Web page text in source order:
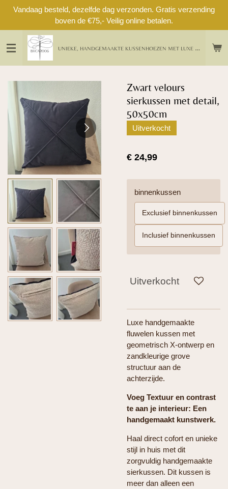
Ga
naar
de
hoofdinhoud
U
NIEKE, HANDGEMAAKTE KUSSENHOEZEN MET LUXE DETAILS UIT EIGEN ATELIER
Vandaag besteld, dezelfde dag verzonden. Gratis verzending
boven de €75,- Veilig online betalen.
Zwart velours
sierkussen met detail,
50x50cm
Uitverkocht
€ 24,99
binnenkussen
Exclusief binnenkussen
Inclusief binnenkussen
Uitverkocht
Luxe handgemaakte
fluwelen kussen met
geometrisch X-ontwerp en
zandkleurige grove
structuur aan de
achterzijde.
Voeg Textuur en contrast
te aan je interieur: Een
handgemaakt kunstwerk.
Haal direct cofort en unieke
stijl in huis met dit
zorgvuldig handgemaakte
sierkussen. Dit kussen is
meer dan alleen een